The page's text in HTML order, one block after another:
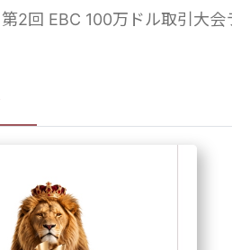
第2回 EBC 100万ドル取引大